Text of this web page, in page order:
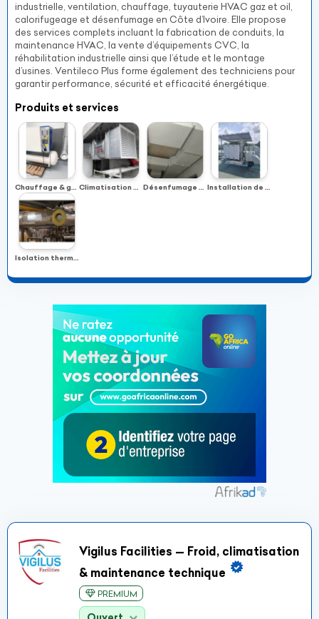
industrielle, ventilation, chauffage, tuyauterie HVAC gaz et oil,
calorifugeage et désenfumage en Côte d’Ivoire. Elle propose
des services complets incluant la fabrication de conduits, la
maintenance HVAC, la vente d’équipements CVC, la
réhabilitation industrielle ainsi que l’étude et le montage
d’usines. Ventileco Plus forme également des techniciens pour
garantir performance, sécurité et efficacité énergétique.
Produits et services
Chauffage & gestion thermique Climatisation & ventilation industrielle Désenfumage & sécurité incendie Installation de systèmes thermiques
Isolation thermique (Calorifugeage)
Vigilus Facilities — Froid, climatisation
& maintenance technique
PREMIUM